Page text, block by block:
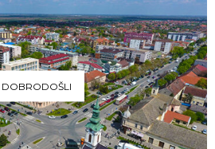
DOBRODOŠLI